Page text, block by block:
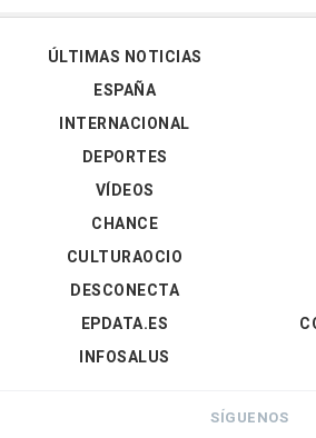
ÚLTIMAS NOTICIAS
ESPAÑA
INTERNACIONAL
DEPORTES
VÍDEOS
CHANCE
CULTURAOCIO
DESCONECTA
EPDATA.ES
INFOSALUS
SÍGUENOS